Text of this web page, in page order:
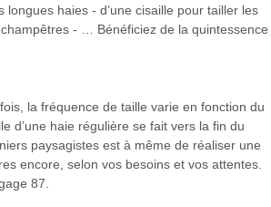
haies - d’une cisaille pour tailler les
- … Bénéficiez de la quintessence
la fréquence de taille varie en fonction du
d’une haie régulière se fait vers la fin du
paysagistes est à même de réaliser une
encore, selon vos besoins et vos attentes.
87.